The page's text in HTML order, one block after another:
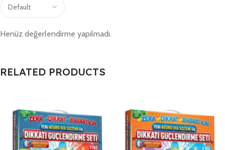
Henüz değerlendirme yapılmadı.
RELATED PRODUCTS